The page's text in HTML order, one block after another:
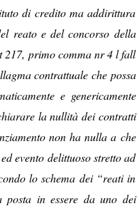
di credito ma addirittura
reato e del concorso della
217, primo comma nr 4 l fall
contrattuale che possa
e genericamente
la nullità dei contratti
non ha nulla a che
evento delittuoso stretto ad
lo schema dei “reati in
posta in essere da uno dei